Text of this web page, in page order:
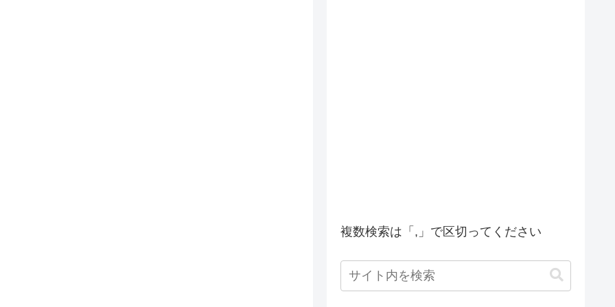
複数検索は「,」で区切ってください